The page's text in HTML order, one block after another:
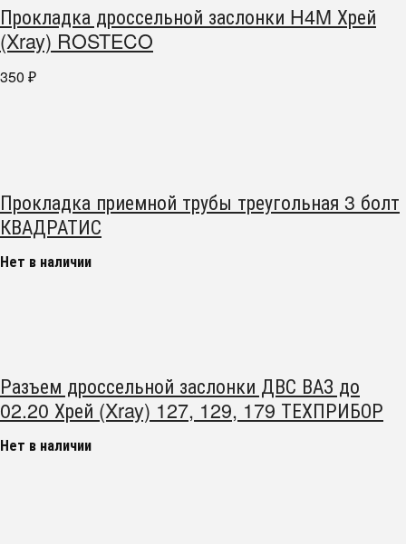
Прокладка дроссельной заслонки H4M Хрей
(Xray) ROSTECO
350 ₽
Прокладка приемной трубы треугольная 3 болт
КВАДРАТИС
Нет в наличии
Разъем дроссельной заслонки ДВС ВАЗ до
02.20 Хрей (Xray) 127, 129, 179 ТЕХПРИБОР
Нет в наличии